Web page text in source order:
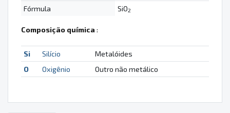
Fórmula
SiO2
Composição química :
Si Silício
Metalóides
O
Oxigênio Outro não metálico